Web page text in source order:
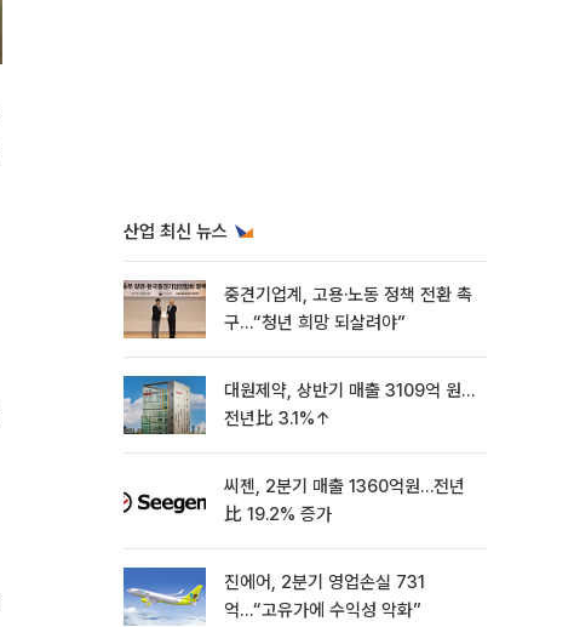
산업 최신 뉴스
중견기업계, 고용·노동 정책 전환 촉
구…“청년 희망 되살려야”
대원제약, 상반기 매출 3109억 원…
전년比 3.1%↑
씨젠, 2분기 매출 1360억원…전년
比 19.2% 증가
진에어, 2분기 영업손실 731
억…“고유가에 수익성 악화”